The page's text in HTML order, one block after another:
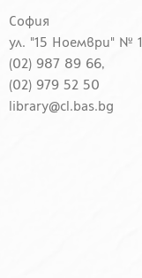
София
ул. "15 Ноември" № 1
(02) 987 89 66,
(02) 979 52 50
library@cl.bas.bg